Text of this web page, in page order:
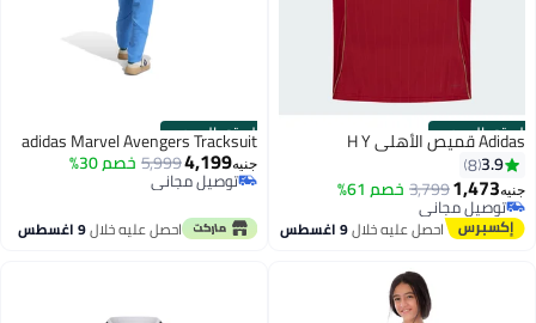
الستور الرسمي
Adidas قميص الأهلي H Y
3.9
8
جنيه1,473
3,799خصم 61%
توصيل مجاني
توصيل مجانياحصل عليه خلال9 اغسطس
الستور الرسمي
adidas Marvel Avengers Tracksuit
جنيه4,199
5,999خصم 30%
توصيل مجاني
توصيل مجاني
احصل عليه خلال9 اغسطس